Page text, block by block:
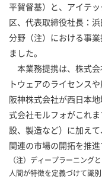
平賀督基）と、アイテ
区、代表取締役社長：
分野（注）における事
ました。
本業務提携は、株式
トウェアのライセンス
阪神株式会社が西日本
式会社モルフォがこれ
設、製造など）に加え
関連の市場の開拓を推進
（注）ディープラーニング
人間が特徴を定義づけて識